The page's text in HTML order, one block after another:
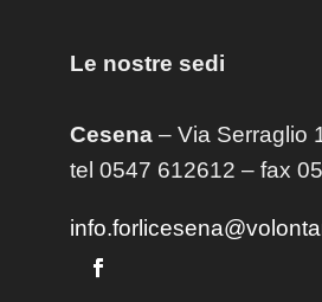
Le nostre sedi
Cesena– Via Serraglio
tel 0547 612612 – fax